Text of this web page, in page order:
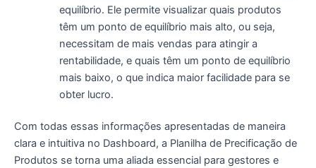
equilíbrio. Ele permite visualizar quais produtos
têm um ponto de equilíbrio mais alto, ou seja,
necessitam de mais vendas para atingir a
rentabilidade, e quais têm um ponto de equilíbrio
mais baixo, o que indica maior facilidade para se
obter lucro.
Com todas essas informações apresentadas de maneira
clara e intuitiva no Dashboard, a Planilha de Precificação de
Produtos se torna uma aliada essencial para gestores e